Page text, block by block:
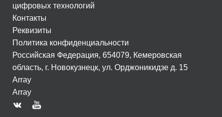
цифровых технологий
Контакты
Реквизиты
Политика конфиденциальности
Российская Федерация, 654079, Кемеровская
область, г. Новокузнецк, ул. Орджоникидзе д. 15
Array
Array